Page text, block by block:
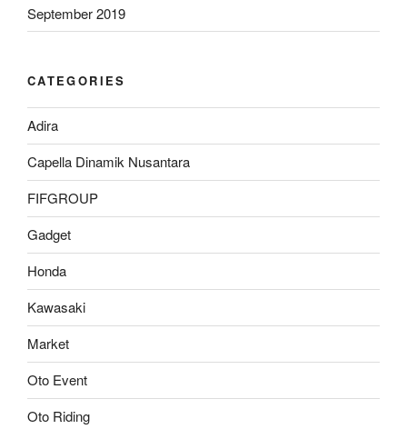
September 2019
CATEGORIES
Adira
Capella Dinamik Nusantara
FIFGROUP
Gadget
Honda
Kawasaki
Market
Oto Event
Oto Riding